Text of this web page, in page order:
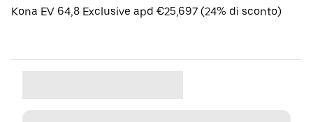
Kona EV 64,8 Exclusive apd €25,697 (24% di sconto)